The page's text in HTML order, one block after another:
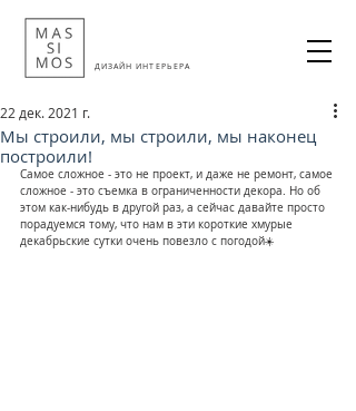
ДИЗАЙН ИНТЕРЬЕРА
Мы строили, мы строили, мы наконец
построили!
22 дек. 2021 г.
Самое сложное - это не проект, и даже не ремонт, самое
сложное - это съемка в ограниченности декора. Но об
этом как-нибудь в другой раз, а сейчас давайте просто
порадуемся тому, что нам в эти короткие хмурые
декабрьские сутки очень повезло с погодой☀️